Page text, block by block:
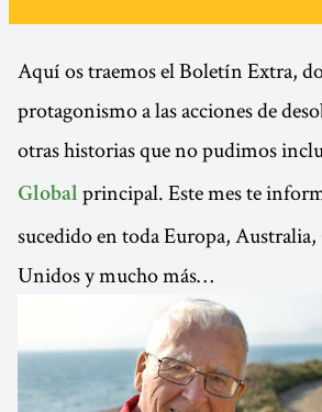
Aquí os traemos el Boletín Extra,
protagonismo a las acciones de
otras historias que no pudimos
Global principal. Este mes te
sucedido en toda Europa,
Unidos y mucho más…